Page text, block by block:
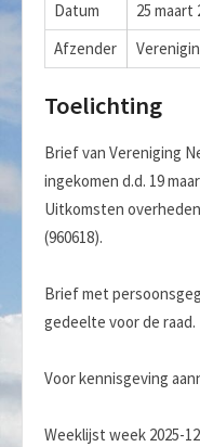
Datum
25 maart
Afzender
Toelichting
Brief van Vereniging
ingekomen d.d. 19
Uitkomsten
(960618).
Brief met
gedeelte voor de raad.
Voor kennisgeving
Weeklijst week 2025-